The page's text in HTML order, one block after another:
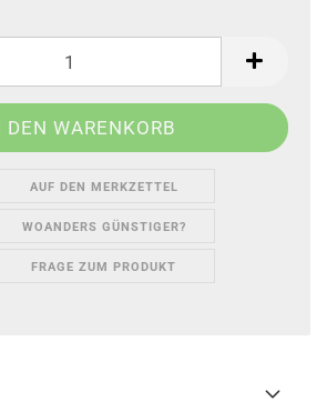
AUF DEN MERKZETTEL
WOANDERS GÜNSTIGER?
FRAGE ZUM PRODUKT